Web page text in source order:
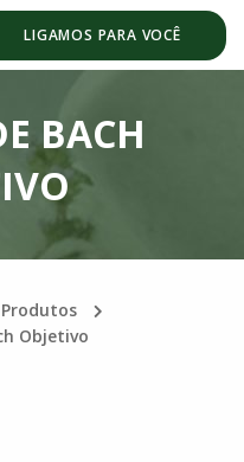
LIGAMOS PARA VOCÊ
BACH
Produtos
Objetivo